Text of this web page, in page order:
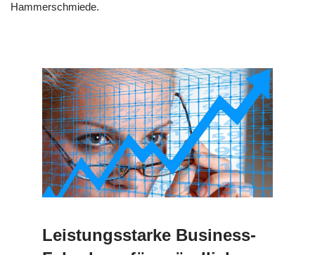
Hammerschmiede.
Leistungsstarke Business-